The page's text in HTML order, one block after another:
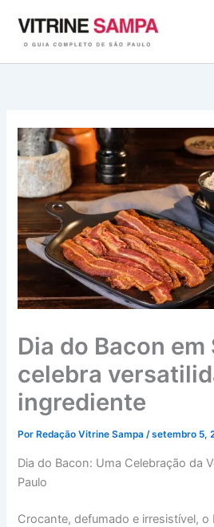
para
conteúdo
Dia do Bacon em
celebra
ingrediente
Por Redação Vitrine Sampa/setembro 5,
Dia do Bacon: Uma Celebração da
Paulo
Crocante, defumado e irresistível,